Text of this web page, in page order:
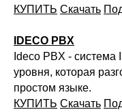
КУПИТЬ Скачать
IDECO PBX
Ideco PBX - система
уровня, которая
простом языке.
КУПИТЬ Скачать
620 066, Россия, г. Екатеринбург,
ИНН 6670208848
ООО «Айдеко»